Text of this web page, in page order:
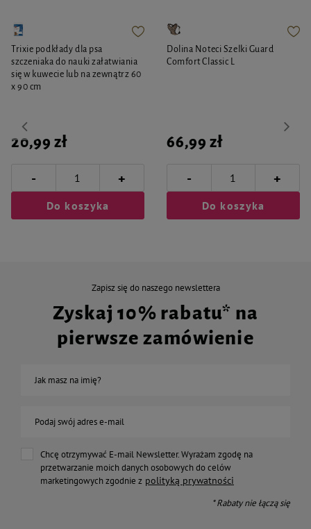
Trixie podkłady dla psa
szczeniaka do nauki załatwiania
się w kuwecie lub na zewnątrz 60
x 90 cm
20,99 zł
- +
Do koszyka
Dolina Noteci Szelki Guard
Comfort Classic L
66,99 zł
- +
Do koszyka
Zapisz się do naszego newslettera
Zyskaj 10% rabatu* na
pierwsze zamówienie
Jak masz na imię?
Podaj swój adres e-mail
Chcę otrzymywać E-mail Newsletter. Wyrażam zgodę na
przetwarzanie moich danych osobowych do celów
marketingowych zgodnie z polityką prywatności
* Rabaty nie łączą się